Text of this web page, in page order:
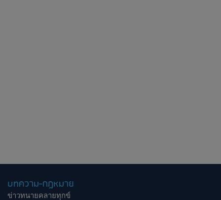
บทความ-กฎหมาย
ข่าวทนายคลายทุกข์